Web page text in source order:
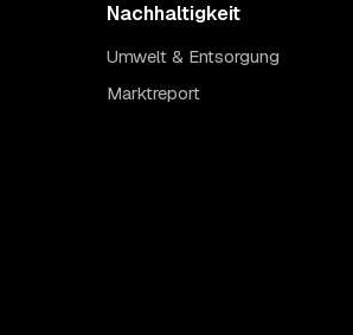
Nachhaltigkeit
Umwelt & Entsorgung
Marktreport